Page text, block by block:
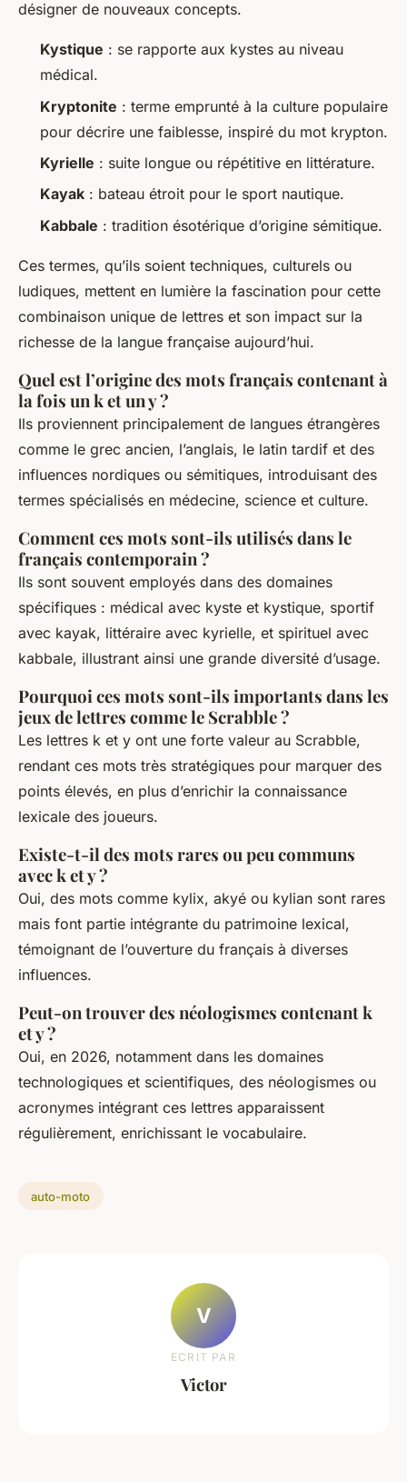
désigner de nouveaux concepts.
Kystique : se rapporte aux kystes au niveau
médical.
Kryptonite : terme emprunté à la culture populaire
pour décrire une faiblesse, inspiré du mot krypton.
Kyrielle : suite longue ou répétitive en littérature.
Kayak : bateau étroit pour le sport nautique.
Kabbale : tradition ésotérique d’origine sémitique.
Ces termes, qu’ils soient techniques, culturels ou
ludiques, mettent en lumière la fascination pour cette
combinaison unique de lettres et son impact sur la
richesse de la langue française aujourd’hui.
Quel est l’origine des mots français contenant à
la fois un k et un y ?
Ils proviennent principalement de langues étrangères
comme le grec ancien, l’anglais, le latin tardif et des
influences nordiques ou sémitiques, introduisant des
termes spécialisés en médecine, science et culture.
Comment ces mots sont-ils utilisés dans le
français contemporain ?
Ils sont souvent employés dans des domaines
spécifiques : médical avec kyste et kystique, sportif
avec kayak, littéraire avec kyrielle, et spirituel avec
kabbale, illustrant ainsi une grande diversité d’usage.
Pourquoi ces mots sont-ils importants dans les
jeux de lettres comme le Scrabble ?
Les lettres k et y ont une forte valeur au Scrabble,
rendant ces mots très stratégiques pour marquer des
points élevés, en plus d’enrichir la connaissance
lexicale des joueurs.
Existe-t-il des mots rares ou peu communs
avec k et y ?
Oui, des mots comme kylix, akyé ou kylian sont rares
mais font partie intégrante du patrimoine lexical,
témoignant de l’ouverture du français à diverses
influences.
Peut-on trouver des néologismes contenant k
et y ?
Oui, en 2026, notamment dans les domaines
technologiques et scientifiques, des néologismes ou
acronymes intégrant ces lettres apparaissent
régulièrement, enrichissant le vocabulaire.
auto-moto
V
ECRIT PAR
Victor